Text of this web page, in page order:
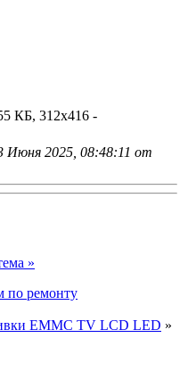
КБ, 312x416 -
Июня 2025, 08:48:11 от
»
по ремонту
EMMC TV LCD LED »